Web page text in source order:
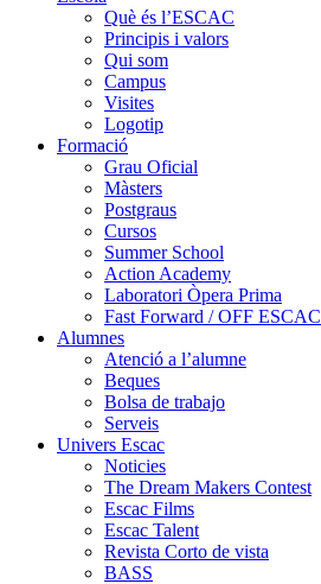
Què és l’ESCAC
Principis i valors
Qui som
Campus
Visites
Logotip
Formació
Grau Oficial
Màsters
Postgraus
Cursos
Summer School
Action Academy
Laboratori Òpera Prima
Fast Forward / OFF ESCAC
Alumnes
Atenció a l’alumne
Beques
Bolsa de trabajo
Serveis
Univers Escac
Noticies
The Dream Makers Contest
Escac Films
Escac Talent
Revista Corto de vista
BASS